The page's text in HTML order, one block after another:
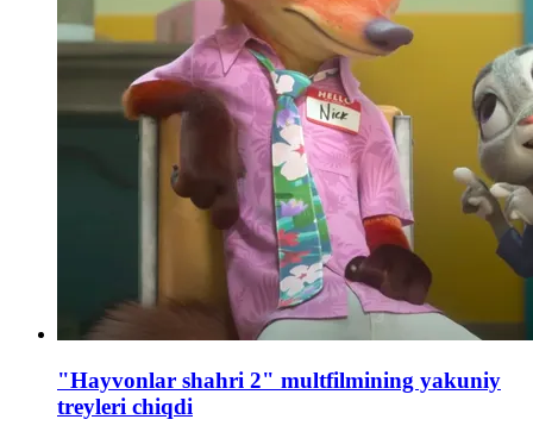
"Hayvonlar shahri 2" multfilmining yakuniy
treyleri chiqdi